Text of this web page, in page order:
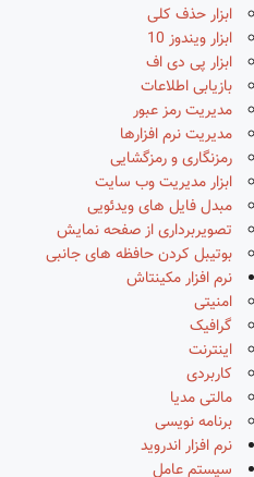
ابزار حذف کلی
ابزار ویندوز 10
ابزار پی دی اف
بازیابی اطلاعات
مدیریت رمز عبور
مدیریت نرم افزارها
رمزنگاری و رمزگشایی
ابزار مدیریت وب سایت
مبدل فایل های ویدئویی
تصویربرداری از صفحه نمایش
بوتیبل کردن حافظه های جانبی
نرم افزار مکینتاش
امنیتی
گرافیک
اینترنت
کاربردی
مالتی مدیا
برنامه نویسی
نرم افزار اندروید
سیستم عامل